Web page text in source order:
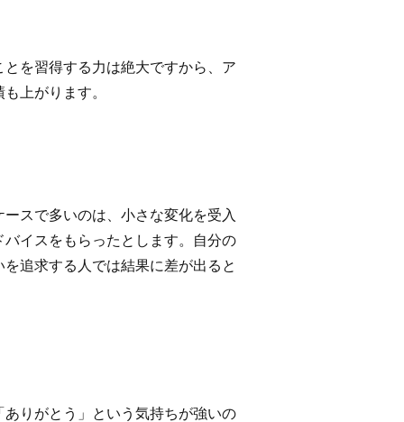
を習得する力は絶大ですから、ア
上がります。
スで多いのは、小さな変化を受入
イスをもらったとします。自分の
追求する人では結果に差が出ると
りがとう」という気持ちが強いの